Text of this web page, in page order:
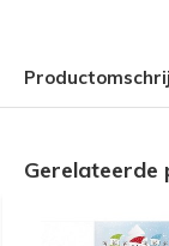
Gerelateerde